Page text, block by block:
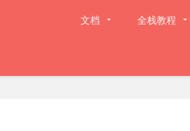
文档 全栈教程